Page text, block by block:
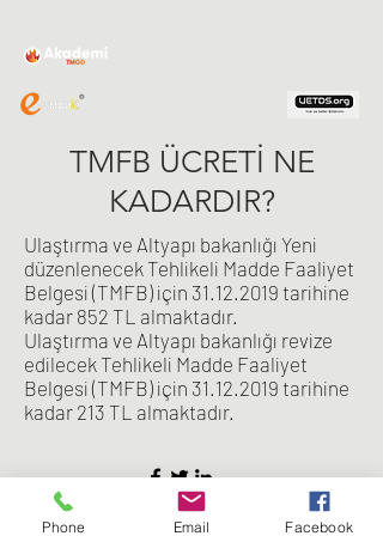
TMFB ÜCRETİ NE
KADARDIR?
Ulaştırma ve Altyapı bakanlığı Yeni
düzenlenecek Tehlikeli Madde Faaliyet
Belgesi (TMFB) için 31.12.2019 tarihine
kadar 852 TL almaktadır.
Ulaştırma ve Altyapı bakanlığı revize
edilecek Tehlikeli Madde Faaliyet
Belgesi (TMFB) için 31.12.2019 tarihine
kadar 213 TL almaktadır.
KVKK
Phone Email Facebook